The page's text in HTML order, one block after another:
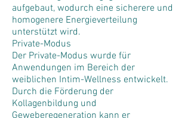
aufgebaut, wodurch eine sicherere und
homogenere Energieverteilung
unterstützt wird.
Private-Modus
Der Private-Modus wurde für
Anwendungen im Bereich der
weiblichen Intim-Wellness entwickelt.
Durch die Förderung der
Kollagenbildung und
Geweberegeneration kann er